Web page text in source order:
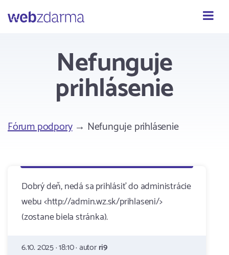
Webzdarma
Nefunguje
prihlásenie
Fórum podpory→ Nefunguje prihlásenie
Dobrý deň, nedá sa prihlásiť do administrácie
webu <http://admin.wz.sk/prihlaseni/>
(zostane biela stránka).
6.10. 2025 · 18:10 · autorri9